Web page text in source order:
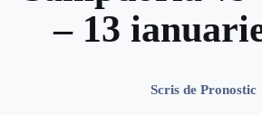
– 13
Scris de Pronostic